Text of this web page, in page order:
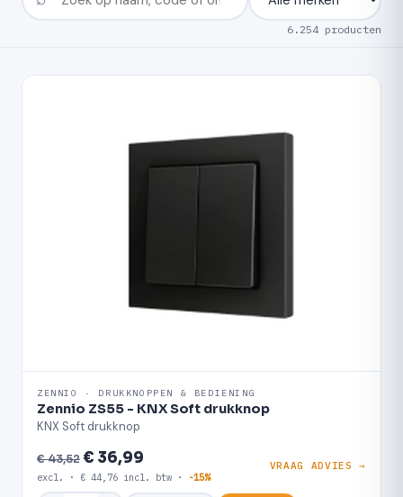
6.254 producten
ZENNIO · DRUKKNOPPEN & BEDIENING
Zennio ZS55 - KNX Soft drukknop
KNX Soft drukknop
€ 43,52€ 36,99
excl. · € 44,76 incl. btw · -15%
VRAAG ADVIES →